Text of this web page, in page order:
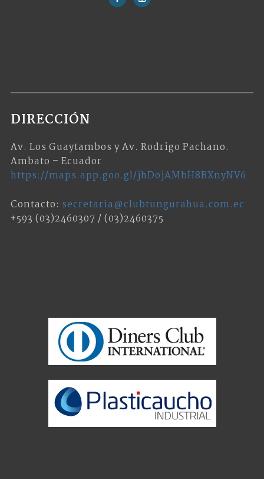
DIRECCIÓN
Av. Los Guaytambos y Av. Rodrigo Pachano.
Ambato – Ecuador
https://maps.app.goo.gl/jhDojAMbH8BXnyNV6
Contacto: secretaria@clubtungurahua.com.ec
+593 (03)2460307 / (03)2460375